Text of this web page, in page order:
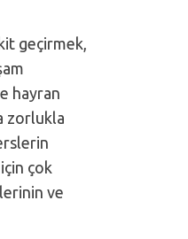
geçirmek,
hayran
zorlukla
çok
ve